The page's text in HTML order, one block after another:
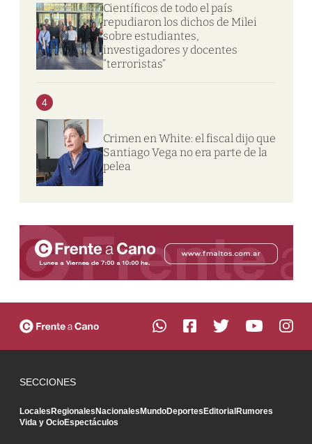
Científicos de todo el país
repudiaron los dichos de Milei
sobre estudiantes,
investigadores y docentes
“terroristas”
4
Crimen en White: el fiscal dijo que
Santiago Vega no era parte de la
pelea
SECCIONES
LocalesRegionalesNacionalesMundoDeportesEditorialRumores
Vida y OcioEspectáculos